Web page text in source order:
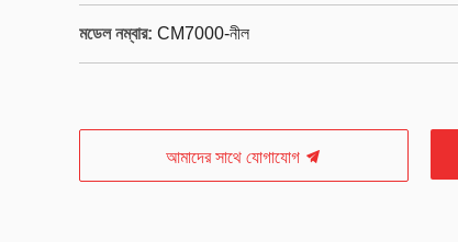
মডেল নম্বার: CM7000-নীল
আমাদের সাথে যোগাযোগ